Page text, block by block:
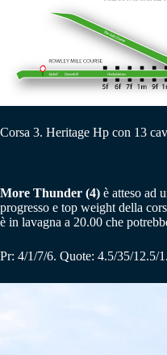
Corsa 3. Heritage Hp con 13
More Thunder (4) è atteso ad
progresso e top weight della
è in lavagna a 20.00 che
Pr: 4/1/7/6. Quote: 4.5/35/12.5/